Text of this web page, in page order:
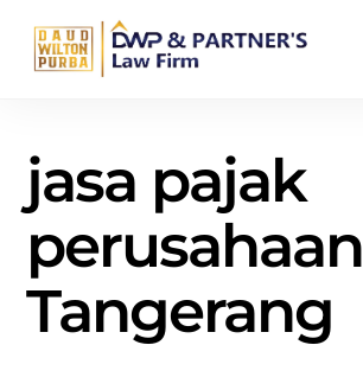
content
jasa pajak
perusahaan
Tangerang